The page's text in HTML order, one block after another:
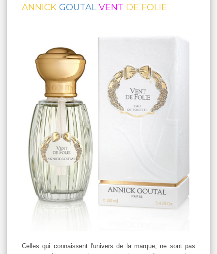
ANNICK GOUTAL VENT DE FOLIE
Celles qui connaissent l'univers de la marque, ne sont pas